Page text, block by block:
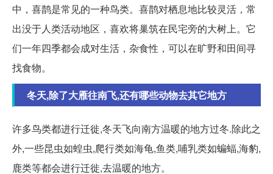
中，喜鹊是常见的一种鸟类。喜鹊对栖息地比较灵活，常
出没于人类活动地区，喜欢将巢筑在民宅旁的大树上。它
们一年四季都会成对生活，杂食性，可以在旷野和田间寻
找食物。
冬天,除了大雁往南飞,还有哪些动物去其它地方
许多鸟类都进行迁徙,冬天飞向南方温暖的地方过冬.除此之
外,一些昆虫如蝗虫,爬行类如海龟,鱼类,哺乳类如蝙蝠,海豹,
鹿类等都会进行迁徙,去温暖的地方。